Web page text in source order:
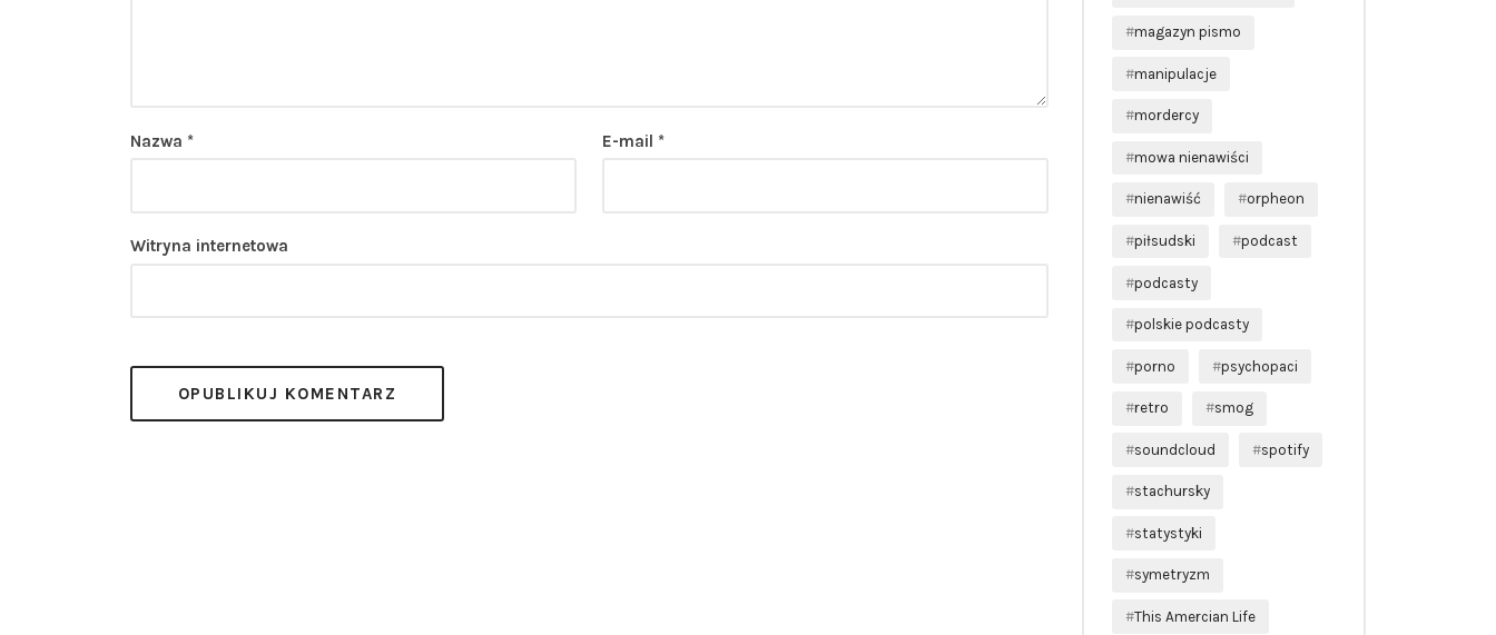
Nazwa * E-mail *
Witryna internetowa
magazyn pismo
manipulacje
mordercy
mowa nienawiści
nienawiść orpheon
piłsudski podcast
podcasty
polskie podcasty
porno psychopaci
retro smog
soundcloud spotify
stachursky
statystyki
symetryzm
This Amercian Life